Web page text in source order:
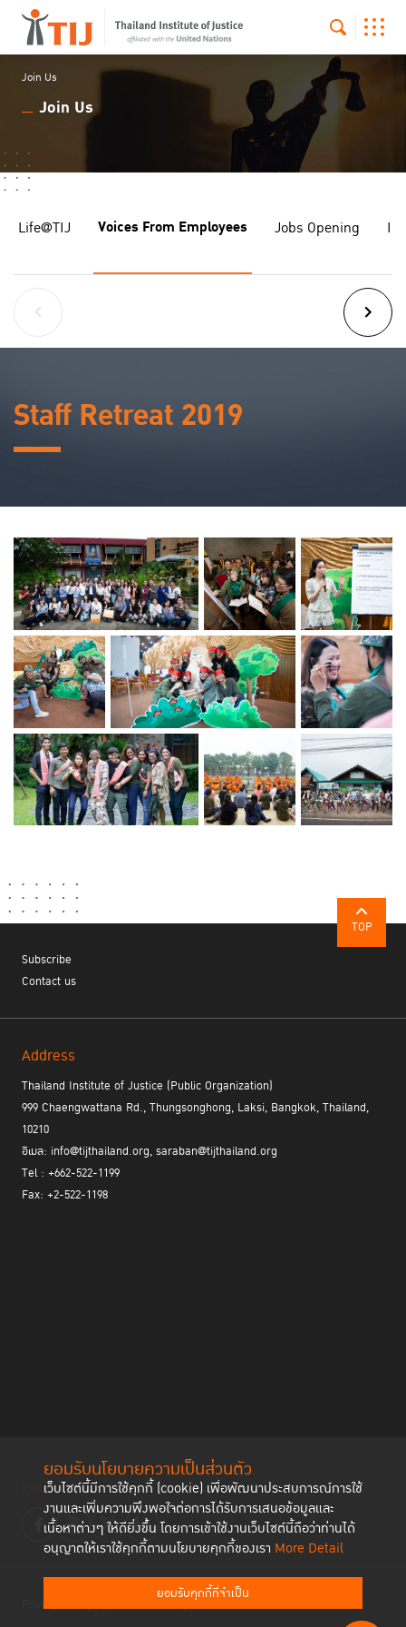
ยอมรับนโยบายความเป็นส่วนตัว
เว็บไซต์นี้มีการใช้คุกกี้ (cookie) เพื่อพัฒนาประสบการณ์การใช้
งานและเพิ่มความพึงพอใจต่อการได้รับการเสนอข้อมูลและ
เนื้อหาต่างๆ ให้ดียิ่งขึ้น โดยการเข้าใช้งานเว็บไซต์นี้ถือว่าท่านได้
อนุญาตให้เราใช้คุกกี้ตามนโยบายคุกกี้ของเรา More Detail
ยอมรับคุกกี้ที่จำเป็น
Join Us
Join Us
Life@TIJ Voices From Employees Jobs Opening
Staff Retreat 2019
TOP
Subscribe
Contact us
Address
Thailand Institute of Justice (Public Organization)
999 Chaengwattana Rd., Thungsonghong, Laksi, Bangkok, Thailand,
10210
อีเมล: info@tijthailand.org, saraban@tijthailand.org
Tel : +662-522-1199
Fax: +2-522-1198
Follow us
Privacy Policy Cookies Policy